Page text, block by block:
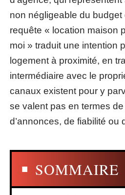
non négligeable du budget
requête « location maison
moi » traduit une intention
logement à proximité, en
intermédiaire avec le
canaux existent pour y
se valent pas en termes
d’annonces, de fiabilité ou
SOMMAIRE